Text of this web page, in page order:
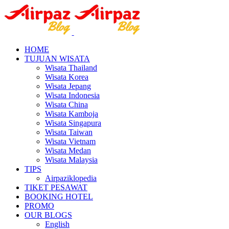
HOME
TUJUAN WISATA
Wisata Thailand
Wisata Korea
Wisata Jepang
Wisata Indonesia
Wisata China
Wisata Kamboja
Wisata Singapura
Wisata Taiwan
Wisata Vietnam
Wisata Medan
Wisata Malaysia
TIPS
Airpaziklopedia
TIKET PESAWAT
BOOKING HOTEL
PROMO
OUR BLOGS
English